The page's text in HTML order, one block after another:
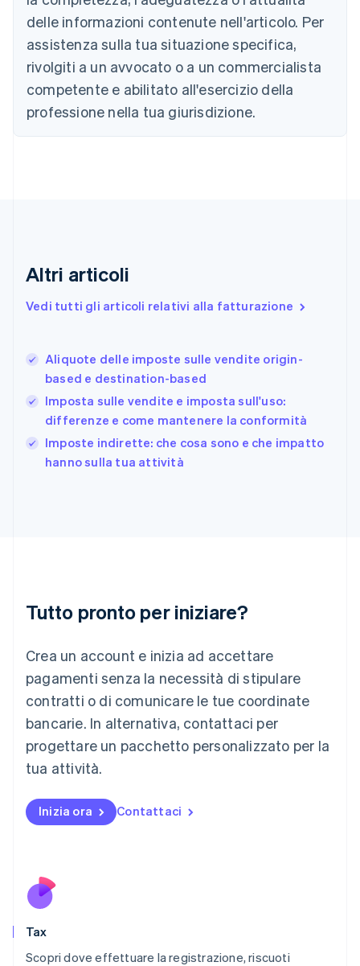
delle informazioni contenute nell'articolo. Per
assistenza sulla tua situazione specifica,
rivolgiti a un avvocato o a un commercialista
competente e abilitato all'esercizio della
professione nella tua giurisdizione.
Altri articoli
Vedi tutti gli articoli relativi alla fatturazione
Aliquote delle imposte sulle vendite origin-
based e destination-based
Imposta sulle vendite e imposta sull'uso:
differenze e come mantenere la conformità
Imposte indirette: che cosa sono e che impatto
hanno sulla tua attività
Tutto pronto per iniziare?
Crea un account e inizia ad accettare
pagamenti senza la necessità di stipulare
contratti o di comunicare le tue coordinate
bancarie. In alternativa, contattaci per
progettare un pacchetto personalizzato per la
tua attività.
Inizia ora Contattaci
Tax
Scopri dove effettuare la registrazione, riscuoti
NederlandsFrançais DeutschEnglish
Brasile
PortuguêsEnglish
English
Canada
English
Cina continentale
简体中文English
English
Estonia
Francia
Français
Germania
DeutschEnglish
Giappone
Gibilterra
English
Lettonia
English
DeutschEnglish
Lituania
Français DeutschEnglish
Malaysia
English 简体中文
Malta
Messico
EspañolEnglish
English
Paesi Bassi
English